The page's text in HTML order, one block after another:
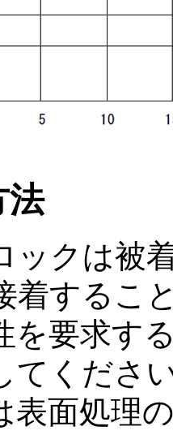
法
ックは被
着するこ
を要求す
てくださ
表面処理